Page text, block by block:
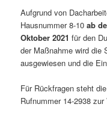
Aufgrund von
Hausnummer 8-10ab
Oktober 2021 für den
der Maßnahme wird die
ausgewiesen und die
Für Rückfragen steht
Rufnummer 14-2938 zur